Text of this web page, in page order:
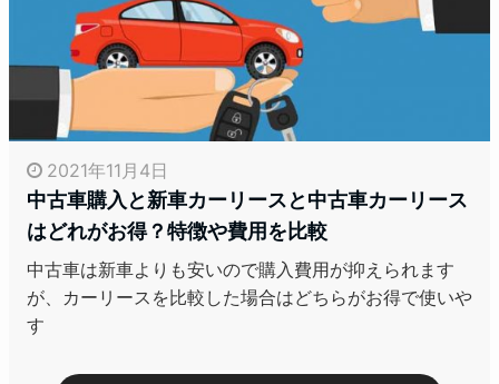
2021年11月4日
中古車購入と新車カーリースと中古車カーリース
はどれがお得？特徴や費用を比較
中古車は新車よりも安いので購入費用が抑えられます
が、カーリースを比較した場合はどちらがお得で使いや
す